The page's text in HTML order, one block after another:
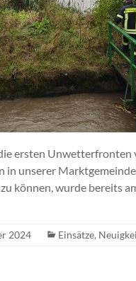
ersten
in unserer
können, wurde bereits
2024 Einsätze,